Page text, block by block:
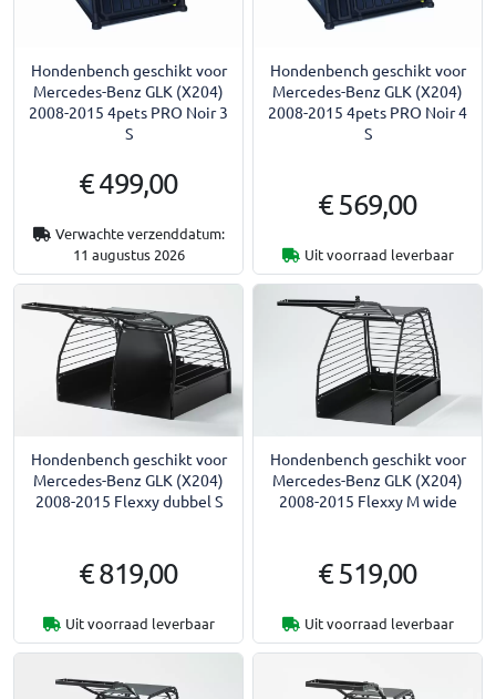
Hondenbench geschikt voor
Mercedes-Benz GLK (X204)
2008-2015 4pets PRO Noir 3
S
€ 499,00
Verwachte verzenddatum:
11 augustus 2026
Hondenbench geschikt voor
Mercedes-Benz GLK (X204)
2008-2015 4pets PRO Noir 4
S
€ 569,00
Uit voorraad leverbaar
Hondenbench geschikt voor
Mercedes-Benz GLK (X204)
2008-2015 Flexxy dubbel S
€ 819,00
Uit voorraad leverbaar
Hondenbench geschikt voor
Mercedes-Benz GLK (X204)
2008-2015 Flexxy M wide
€ 519,00
Uit voorraad leverbaar